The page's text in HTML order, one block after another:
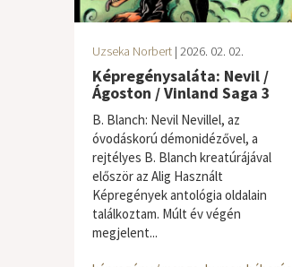
Uzseka Norbert| 2026. 02. 02.
Képregénysaláta: Nevil /
Ágoston / Vinland Saga 3
B. Blanch: Nevil Nevillel, az
óvodáskorú démonidézővel, a
rejtélyes B. Blanch kreatúrájával
először az Alig Használt
Képregények antológia oldalain
találkoztam. Múlt év végén
megjelent...